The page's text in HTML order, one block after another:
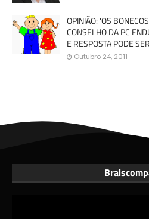
OPINIÃO: 'OS
CONSELHO DA PC
E RESPOSTA PODE
Outubro 24, 2011